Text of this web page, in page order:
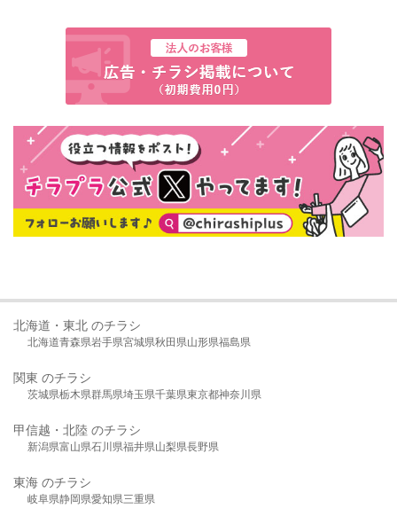
北海道・東北 のチラシ
北海道青森県岩手県宮城県秋田県山形県福島県
関東 のチラシ
茨城県栃木県群馬県埼玉県千葉県東京都神奈川県
甲信越・北陸 のチラシ
新潟県富山県石川県福井県山梨県長野県
東海 のチラシ
岐阜県静岡県愛知県三重県